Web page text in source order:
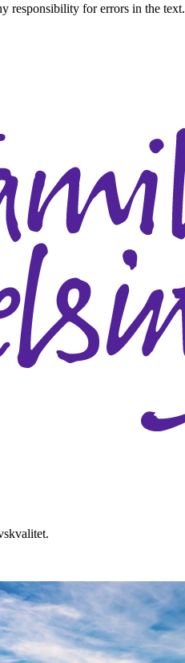
responsibility for errors in the text.